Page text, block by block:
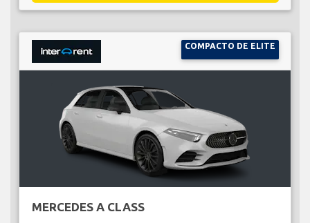
COMPACTO DE ELITE
MERCEDES A CLASS